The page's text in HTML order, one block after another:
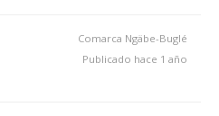
Comarca Ngäbe-Buglé
Publicado hace 1 año